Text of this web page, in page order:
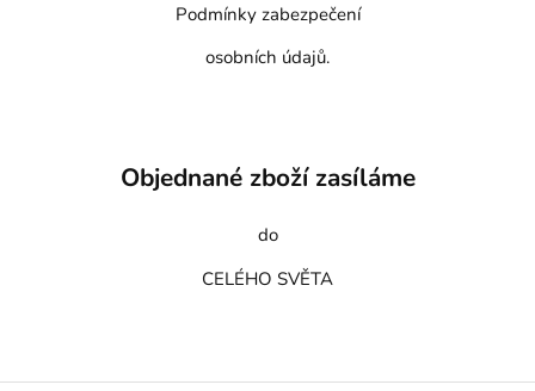
Podmínky zabezpečení
osobních údajů.
Objednané zboží zasíláme
do
CELÉHO SVĚTA